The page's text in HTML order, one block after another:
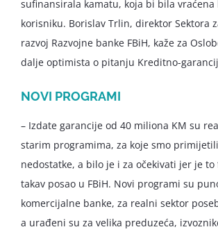
sufinansirala kamatu, koja bi bila vraćena
korisniku. Borislav Trlin, direktor Sektora
razvoj Razvojne banke FBiH, kaže za
dalje optimista o pitanju Kreditno-
NOVI PROGRAMI
– Izdate garancije od 40 miliona KM su
starim programima, za koje smo
nedostatke, a bilo je i za očekivati jer je
takav posao u FBiH. Novi programi su
komercijalne banke, za realni sektor
a urađeni su za velika preduzeća,